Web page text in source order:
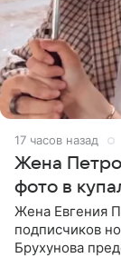
17 часов назад
Жена
фото в
Жена Евгения
подписчиков
Брухунова